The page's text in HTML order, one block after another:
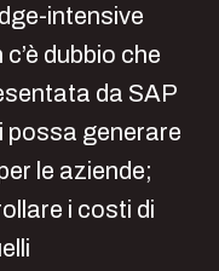
intensive
dubbio che
da SAP
possa generare
le aziende;
i costi di